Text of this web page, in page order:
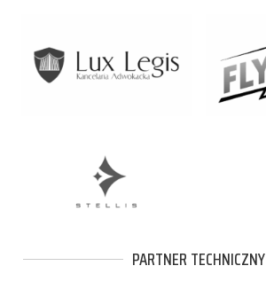
PARTNER TECHNICZNY